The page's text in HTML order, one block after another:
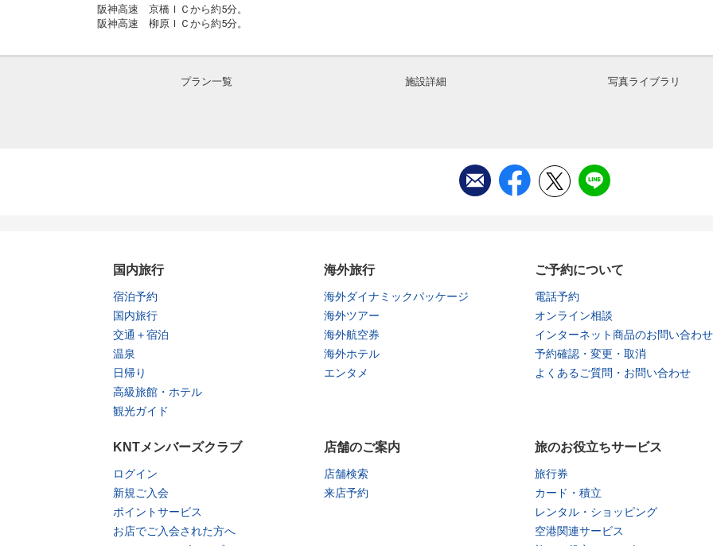
阪神高速 京橋ＩＣから約5分。
阪神高速 柳原ＩＣから約5分。
プラン一覧 施設詳細 写真ライブラリ
国内旅行
宿泊予約
国内旅行
交通＋宿泊
温泉
日帰り
高級旅館・ホテル
観光ガイド
海外旅行
海外ダイナミックパッケージ
海外ツアー
海外航空券
海外ホテル
エンタメ
ご予約について
電話予約
オンライン相談
インターネット商品のお問い合わせ
予約確認・変更・取消
よくあるご質問・お問い合わせ
KNTメンバーズクラブ
ログイン
新規ご入会
ポイントサービス
お店でご入会された方へ
店舗のご案内
店舗検索
来店予約
旅のお役立ちサービス
旅行券
カード・積立
レンタル・ショッピング
空港関連サービス